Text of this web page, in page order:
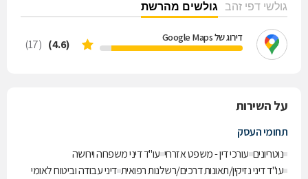
גולשי דפי זהב גולשים מהרשת
דירוג של Google Maps (4.6)
(17)
על השירות
תחומי העסק
נוטריונים עורכי דין - משפט אזרחי עו"ד דיני משפחה וירושה
עו"ד דיני נזיקין/תאונות דרכים/רשלנות רפואית דיני עבודה וביטוח לאומי